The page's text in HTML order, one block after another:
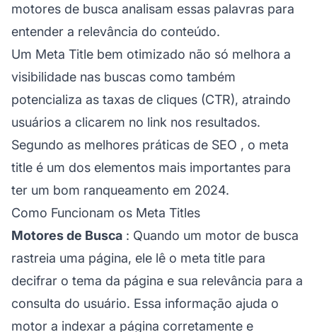
motores de busca analisam essas palavras para
entender a relevância do conteúdo.
Um Meta Title bem otimizado não só melhora a
visibilidade nas buscas como também
potencializa as taxas de cliques (CTR), atraindo
usuários a clicarem no link nos resultados.
Segundo as melhores práticas de SEO , o meta
title é um dos elementos mais importantes para
ter um bom ranqueamento em 2024.
Como Funcionam os Meta Titles
Motores de Busca : Quando um motor de busca
rastreia uma página, ele lê o meta title para
decifrar o tema da página e sua relevância para a
consulta do usuário. Essa informação ajuda o
motor a indexar a página corretamente e